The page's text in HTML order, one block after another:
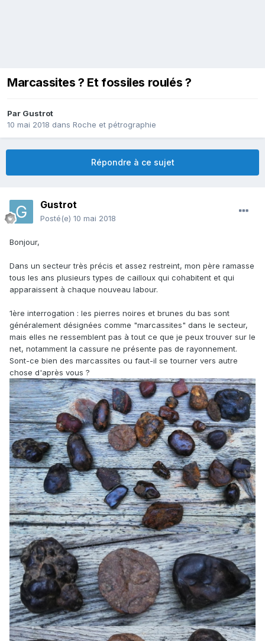
Marcassites ? Et fossiles roulés ?
Par Gustrot
10 mai 2018 dans Roche et pétrographie
Répondre à ce sujet
Gustrot
Posté(e) 10 mai 2018
Bonjour,
Dans un secteur très précis et assez restreint, mon père ramasse
tous les ans plusieurs types de cailloux qui cohabitent et qui
apparaissent à chaque nouveau labour.
1ère interrogation : les pierres noires et brunes du bas sont
généralement désignées comme "marcassites" dans le secteur,
mais elles ne ressemblent pas à tout ce que je peux trouver sur le
net, notamment la cassure ne présente pas de rayonnement.
Sont-ce bien des marcassites ou faut-il se tourner vers autre
chose d'après vous ?